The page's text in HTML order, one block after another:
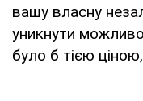
вашу власну
уникнути
було б тією